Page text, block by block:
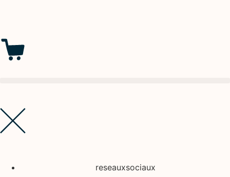
reseauxsociaux